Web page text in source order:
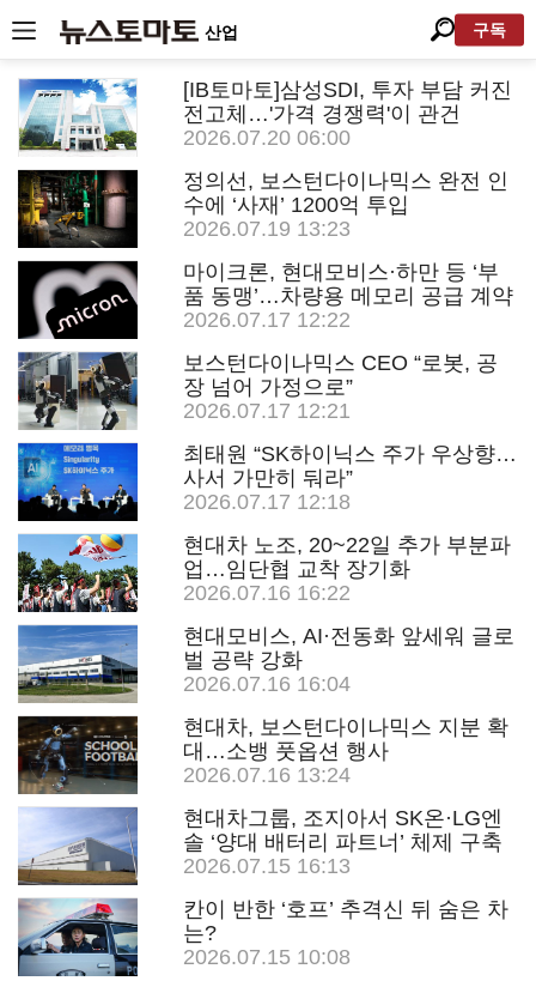
산업 구독
[IB토마토]삼성SDI, 투자 부담 커진
전고체…'가격 경쟁력'이 관건
2026.07.20 06:00
정의선, 보스턴다이나믹스 완전 인
수에 ‘사재’ 1200억 투입
2026.07.19 13:23
마이크론, 현대모비스·하만 등 ‘부
품 동맹’…차량용 메모리 공급 계약
2026.07.17 12:22
보스턴다이나믹스 CEO “로봇, 공
장 넘어 가정으로”
2026.07.17 12:21
최태원 “SK하이닉스 주가 우상향…
사서 가만히 둬라”
2026.07.17 12:18
현대차 노조, 20~22일 추가 부분파
업…임단협 교착 장기화
2026.07.16 16:22
현대모비스, AI·전동화 앞세워 글로
벌 공략 강화
2026.07.16 16:04
현대차, 보스턴다이나믹스 지분 확
대…소뱅 풋옵션 행사
2026.07.16 13:24
현대차그룹, 조지아서 SK온·LG엔
솔 ‘양대 배터리 파트너’ 체제 구축
2026.07.15 16:13
칸이 반한 ‘호프’ 추격신 뒤 숨은 차
는?
2026.07.15 10:08